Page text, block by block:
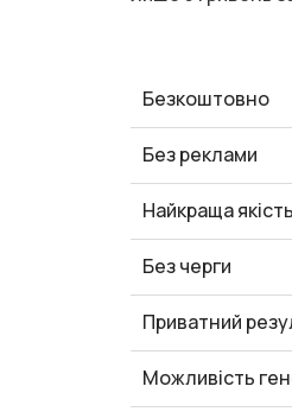
Безкоштовно
Без реклами
Найкраща якість
Без черги
Приватний
Можливість